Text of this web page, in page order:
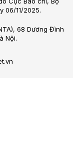
06/11/2025.
68 Dương Đình
Nội.